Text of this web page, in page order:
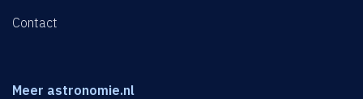
Contact
Meer astronomie.nl